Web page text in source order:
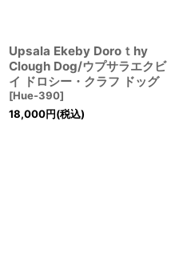
Upsala Ekeby Doroｔhy
Clough Dog/ウプサラエクビ
イ ドロシー・クラフ ドッグ
[Hue-390]
18,000円(税込)